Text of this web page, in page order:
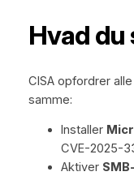
Hvad du
CISA opfordrer
samme:
Installer
CVE-2025-
Aktiver